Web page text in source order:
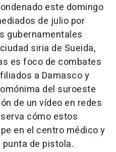
este domingo
de julio por
gubernamentales
siria de Sueida,
es foco de combates
a Damasco y
del suroeste
de un vídeo en redes
cómo estos
en el centro médico y
de pistola.